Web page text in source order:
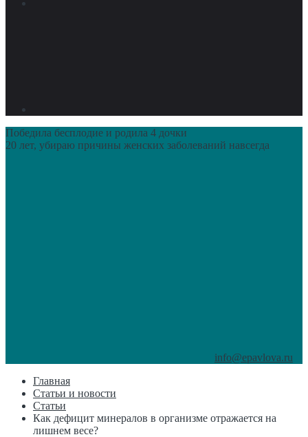
Победила бесплодие и родила 4 дочки
20 лет, убираю причины женских заболеваний навсегда
info@epavlova.ru
Главная
Статьи и новости
Статьи
Как дефицит минералов в организме отражается на
лишнем весе?